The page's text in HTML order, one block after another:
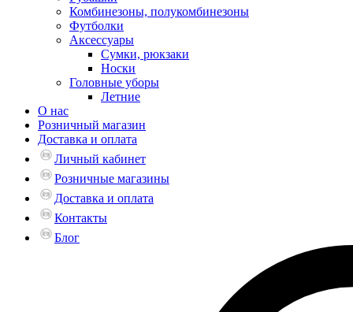
Комбинезоны, полукомбинезоны
Футболки
Аксессуары
Сумки, рюкзаки
Носки
Головные уборы
Летние
О нас
Розничный магазин
Доставка и оплата
Личный кабинет
Розничные магазины
Доставка и оплата
Контакты
Блог